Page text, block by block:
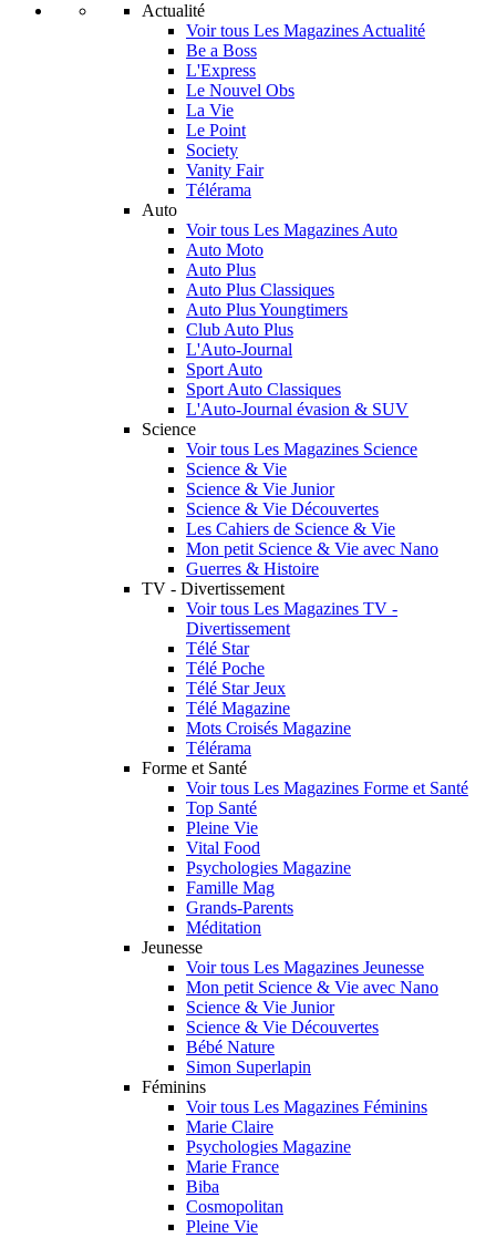
Actualité
Voir tous Les Magazines Actualité
Be a Boss
L'Express
Le Nouvel Obs
La Vie
Le Point
Society
Vanity Fair
Télérama
Auto
Voir tous Les Magazines Auto
Auto Moto
Auto Plus
Auto Plus Classiques
Auto Plus Youngtimers
Club Auto Plus
L'Auto-Journal
Sport Auto
Sport Auto Classiques
L'Auto-Journal évasion & SUV
Science
Voir tous Les Magazines Science
Science & Vie
Science & Vie Junior
Science & Vie Découvertes
Les Cahiers de Science & Vie
Mon petit Science & Vie avec Nano
Guerres & Histoire
TV - Divertissement
Voir tous Les Magazines TV -
Divertissement
Télé Star
Télé Poche
Télé Star Jeux
Télé Magazine
Mots Croisés Magazine
Télérama
Forme et Santé
Voir tous Les Magazines Forme et Santé
Top Santé
Pleine Vie
Vital Food
Psychologies Magazine
Famille Mag
Grands-Parents
Méditation
Jeunesse
Voir tous Les Magazines Jeunesse
Mon petit Science & Vie avec Nano
Science & Vie Junior
Science & Vie Découvertes
Bébé Nature
Simon Superlapin
Féminins
Voir tous Les Magazines Féminins
Marie Claire
Psychologies Magazine
Marie France
Biba
Cosmopolitan
Pleine Vie